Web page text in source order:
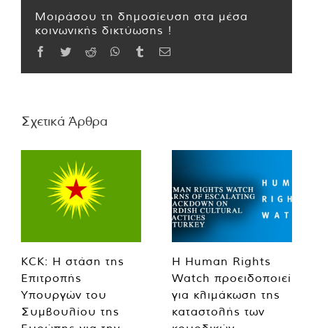
Μοιράσου τη δημοσίευση στα μέσα
κοινωνικής δικτύωσης !
Facebook
TwitterReddit WhatsApp
TumblrEmail
Σχετικά Άρθρα
KCK: Η στάση της
Επιτροπής
Υπουργών του
Συμβουλίου της
Η Human Rights
Watch προειδοποιεί
για κλιμάκωση της
καταστολής των